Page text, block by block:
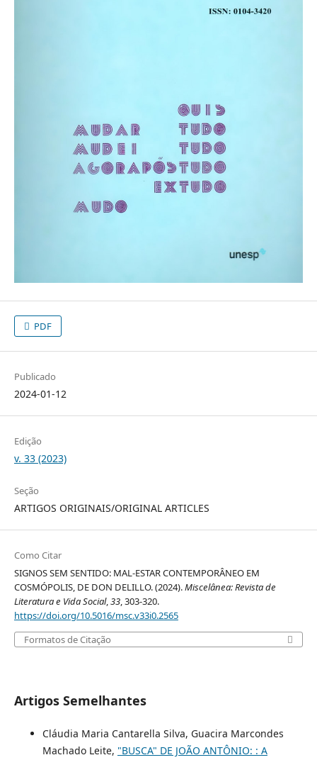
PDF
Publicado
2024-01-12
Edição
v. 33 (2023)
Seção
ARTIGOS ORIGINAIS/ORIGINAL ARTICLES
Como Citar
SIGNOS SEM SENTIDO: MAL-ESTAR CONTEMPORÂNEO EM
COSMÓPOLIS, DE DON DELILLO. (2024).Miscelânea: Revista de
Literatura e Vida Social,33, 303-320.
https://doi.org/10.5016/msc.v33i0.2565
Formatos de Citação
Artigos Semelhantes
Cláudia Maria Cantarella Silva, Guacira Marcondes
Machado Leite, "BUSCA" DE JOÃO ANTÔNIO: : A